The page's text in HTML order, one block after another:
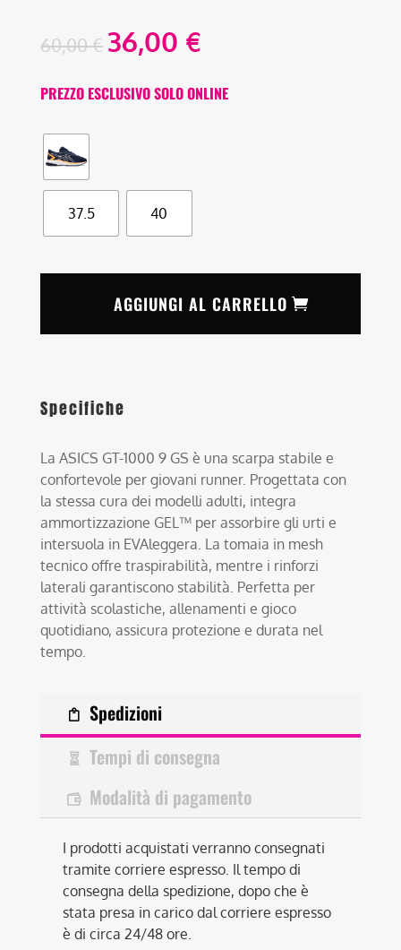
60,00€ 36,00 €
PREZZO ESCLUSIVO SOLO ONLINE
37.5 40
AGGIUNGI AL CARRELLO
Specifiche
La ASICS GT-1000 9 GS è una scarpa stabile e
confortevole per giovani runner. Progettata con
la stessa cura dei modelli adulti, integra
ammortizzazione GEL™ per assorbire gli urti e
intersuola in EVAleggera. La tomaia in mesh
tecnico offre traspirabilità, mentre i rinforzi
laterali garantiscono stabilità. Perfetta per
attività scolastiche, allenamenti e gioco
quotidiano, assicura protezione e durata nel
tempo.
Spedizioni
Tempi di consegna
Modalità di pagamento
I prodotti acquistati verranno consegnati
tramite corriere espresso. Il tempo di
consegna della spedizione, dopo che è
stata presa in carico dal corriere espresso
è di circa 24/48 ore.